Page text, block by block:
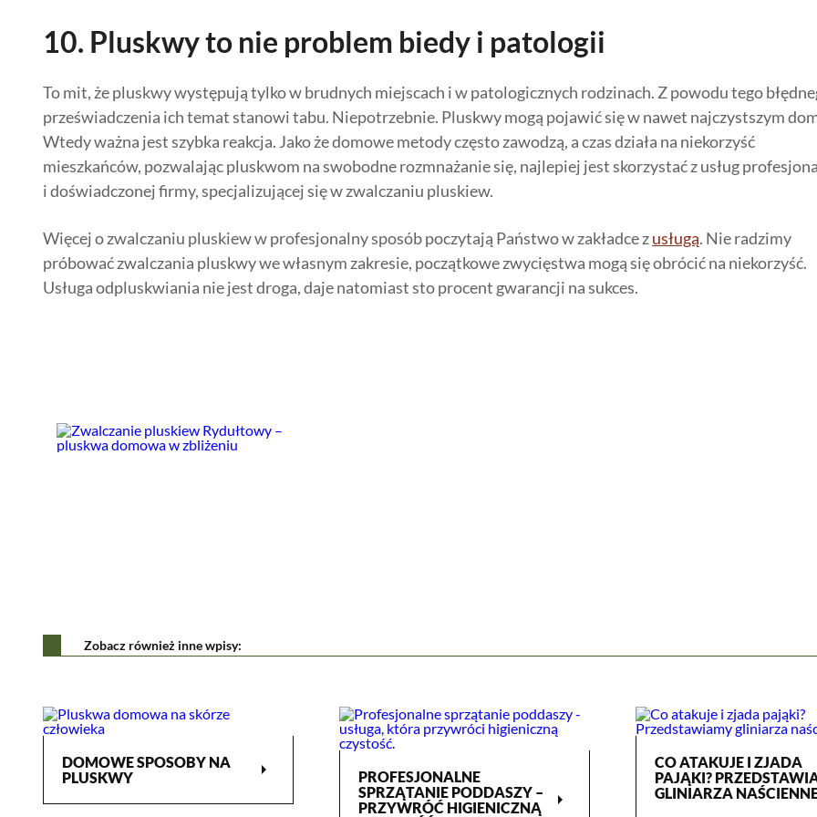
10. Pluskwy to nie problem biedy i patologii
To mit, że pluskwy występują tylko w brudnych miejscach i w patologicznych rodzinach. Z powodu tego
przeświadczenia ich temat stanowi tabu. Niepotrzebnie. Pluskwy mogą pojawić się w nawet najczystszym
Wtedy ważna jest szybka reakcja. Jako że domowe metody często zawodzą, a czas działa na niekorzyść
mieszkańców, pozwalając pluskwom na swobodne rozmnażanie się, najlepiej jest skorzystać z usług
i doświadczonej firmy, specjalizującej się w zwalczaniu pluskiew.
Więcej o zwalczaniu pluskiew w profesjonalny sposób poczytają Państwo w zakładce zusługą. Nie radzimy
próbować zwalczania pluskwy we własnym zakresie, początkowe zwycięstwa mogą się obrócić na niekorzyść.
Usługa odpluskwiania nie jest droga, daje natomiast sto procent gwarancji na sukces.
Zobacz również inne wpisy:
DOMOWE SPOSOBY NA
PLUSKWY
arrow_right
PROFESJONALNE
SPRZĄTANIE PODDASZY –
PRZYWRÓĆ HIGIENICZNĄ
arrow_right
CO ATAKUJE I ZJADA
PAJĄKI?
GLINIARZA